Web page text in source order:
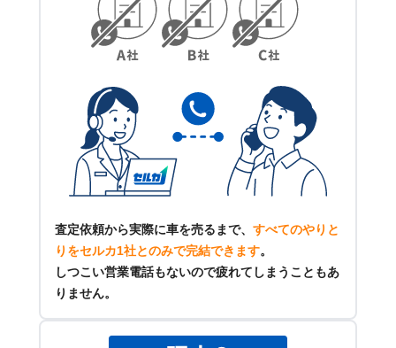
査定依頼から実際に車を売るまで、 すべてのやりと
りをセルカ1社とのみで完結できます。
しつこい営業電話もないので疲れてしまうこともあ
りません。